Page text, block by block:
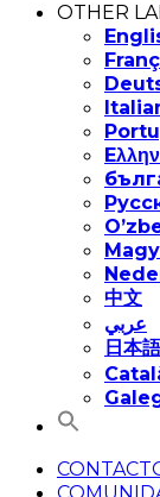
OTHER
中文
عربي
日本語